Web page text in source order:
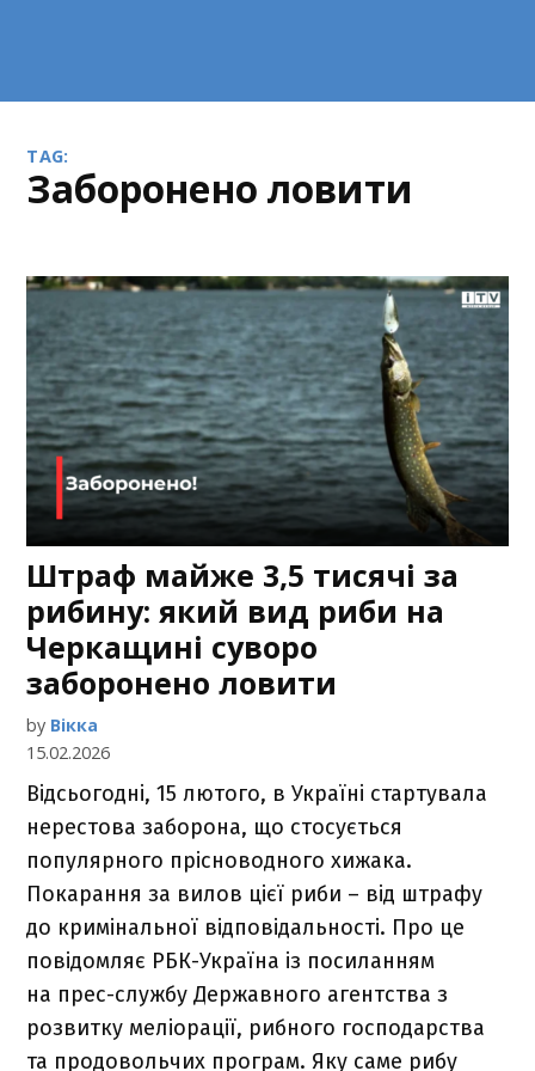
TAG:
заборонено ловити
Штраф майже 3,5 тисячі за
рибину: який вид риби на
Черкащині суворо
заборонено ловити
by Вікка
15.02.2026
Відсьогодні, 15 лютого, в Україні стартувала
нерестова заборона, що стосується
популярного прісноводного хижака.
Покарання за вилов цієї риби – від штрафу
до кримінальної відповідальності. Про це
повідомляє РБК-Україна із посиланням
на прес-службу Державного агентства з
розвитку меліорації, рибного господарства
та продовольчих програм. Яку саме рибу